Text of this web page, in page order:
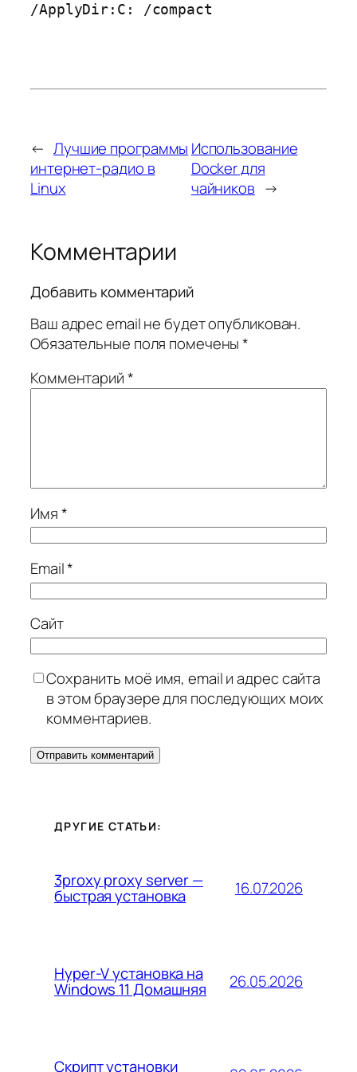
/ApplyDir:C: /compact
← Лучшие программы
интернет-радио в
Linux
Использование
Docker для
чайников →
Комментарии
Добавить комментарий
Ваш адрес email не будет опубликован.
Обязательные поля помечены*
Комментарий*
Имя*
Email*
Сайт
Сохранить моё имя, email и адрес сайта
в этом браузере для последующих моих
комментариев.
ДРУГИЕ СТАТЬИ:
3proxy proxy server —
быстрая установка 16.07.2026
Hyper-V установка на
Windows 11 Домашняя 26.05.2026
Скрипт установки